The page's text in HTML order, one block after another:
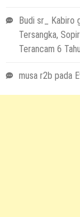
Budi sr_ Kabiro
Tersangka,
Terancam 6
musa r2b pada